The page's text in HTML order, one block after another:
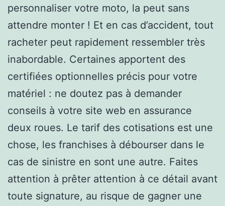
personnaliser votre moto, la peut sans
attendre monter ! Et en cas d’accident, tout
racheter peut rapidement ressembler très
inabordable. Certaines apportent des
certifiées optionnelles précis pour votre
matériel : ne doutez pas à demander
conseils à votre site web en assurance
deux roues. Le tarif des cotisations est une
chose, les franchises à débourser dans le
cas de sinistre en sont une autre. Faites
attention à prêter attention à ce détail avant
toute signature, au risque de gagner une